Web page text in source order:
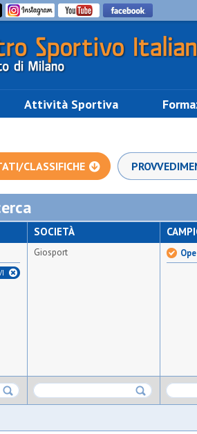
Attività Sportiva
CLASSIFICHE
SOCIETÀ
Giosport